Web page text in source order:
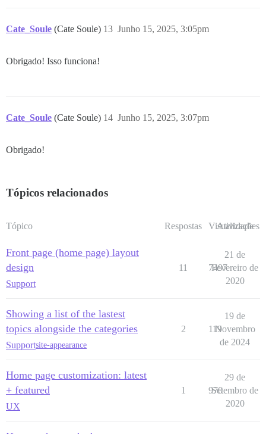
Cate_Soule (Cate Soule) Junho 15, 2025, 3:05pm
13
Obrigado! Isso funciona!
Cate_Soule (Cate Soule) Junho 15, 2025, 3:07pm
14
Obrigado!
Tópicos relacionados
Tópico Respostas Visualizações
Atividade
Front page (home page) layout
design
Support
11 7497
21 de
Fevereiro de
2020
Showing a list of the lastest
topics alongside the categories
Supportsite-appearance
2 119
19 de
Novembro
de 2024
Home page customization: latest
+ featured
UX
1 970
29 de
Setembro de
2020